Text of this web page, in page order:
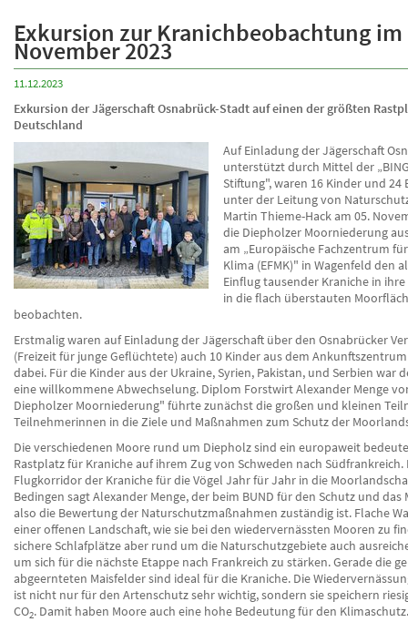
Exkursion zur Kranichbeobachtung im
November 2023
11.12.2023
Exkursion der Jägerschaft Osnabrück-Stadt auf einen der größten
Deutschland
Auf Einladung der Jägerschaft
unterstützt durch Mittel der
Stiftung", waren 16 Kinder und 24
unter der Leitung von
Martin Thieme-Hack am 05.
die Diepholzer Moorniederung
am „Europäische Fachzentrum
Klima (EFMK)" in Wagenfeld den
Einflug tausender Kraniche in
in die flach überstauten
beobachten.
Erstmalig waren auf Einladung der Jägerschaft über den Osnabrücker
(Freizeit für junge Geflüchtete) auch 10 Kinder aus dem
dabei. Für die Kinder aus der Ukraine, Syrien, Pakistan, und Serbien war
eine willkommene Abwechselung. Diplom Forstwirt Alexander Menge
Diepholzer Moorniederung" führte zunächst die großen und kleinen
Teilnehmerinnen in die Ziele und Maßnahmen zum Schutz der
Die verschiedenen Moore rund um Diepholz sind ein europaweit
Rastplatz für Kraniche auf ihrem Zug von Schweden nach Südfrankreich.
Flugkorridor der Kraniche für die Vögel Jahr für Jahr in die
Bedingen sagt Alexander Menge, der beim BUND für den Schutz und das
also die Bewertung der Naturschutzmaßnahmen zuständig ist. Flache
einer offenen Landschaft, wie sie bei den wiedervernässten Mooren zu
sichere Schlafplätze aber rund um die Naturschutzgebiete auch
um sich für die nächste Etappe nach Frankreich zu stärken. Gerade die
abgeernteten Maisfelder sind ideal für die Kraniche. Die
ist nicht nur für den Artenschutz sehr wichtig, sondern sie speichern
CO2. Damit haben Moore auch eine hohe Bedeutung für den Klimaschutz.